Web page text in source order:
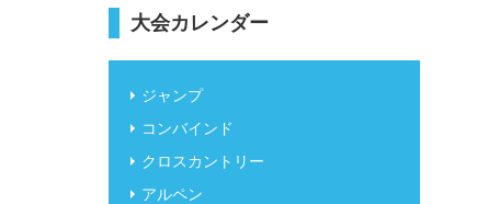
大会カレンダー
ジャンプ
コンバインド
クロスカントリー
アルペン